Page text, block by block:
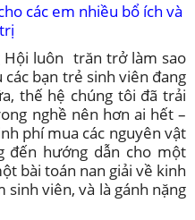
các em nhiều bổ ích và
Hội luôn trăn trở làm sao
bạn trẻ sinh viên đang
thế hệ chúng tôi đã trải
nghề nên hơn ai hết –
phí mua các nguyên vật
đến hướng dẫn cho một
bài toán nan giải về kinh
sinh viên, và là gánh nặng